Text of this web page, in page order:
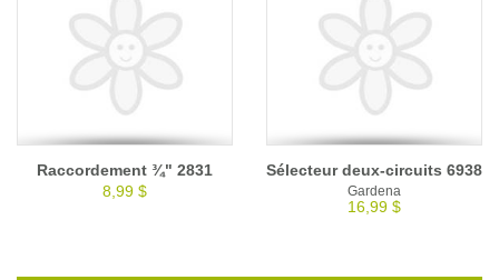
Raccordement ¾" 2831
8,99 $
Sélecteur deux-circuits 6938
Gardena
16,99 $